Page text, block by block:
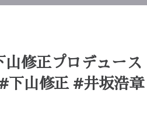
修正プロデュー
下山修正 #井坂浩章